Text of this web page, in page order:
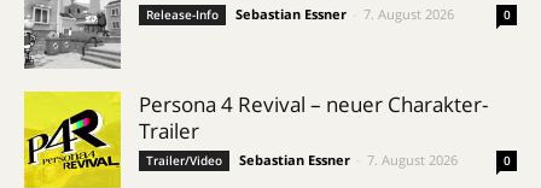
Release-Info Sebastian Essner 7. August 2026 0
Persona 4 Revival – neuer Charakter-
Trailer
Trailer/Video Sebastian Essner 7. August 2026 0